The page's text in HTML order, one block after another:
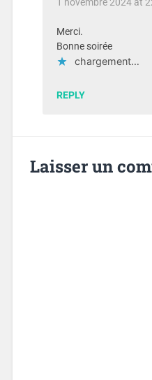
Merci.
Bonne soirée
chargement…
REPLY
Laisser un